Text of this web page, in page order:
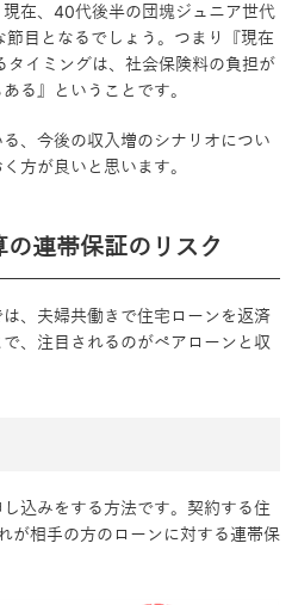
在、40代後半の団塊ジュニア世代
目となるでしょう。つまり『現在
イミングは、社会保険料の負担が
る』ということです。
、今後の収入増のシナリオについ
方が良いと思います。
連帯保証のリスク
、夫婦共働きで住宅ローンを返済
、注目されるのがペアローンと収
込みをする方法です。契約する住
が相手の方のローンに対する連帯保